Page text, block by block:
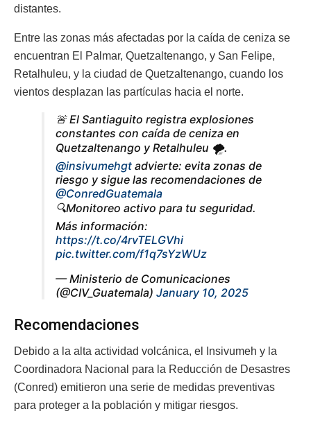
distantes.
Entre las zonas más afectadas por la caída de ceniza se
encuentran El Palmar, Quetzaltenango, y San Felipe,
Retalhuleu, y la ciudad de Quetzaltenango, cuando los
vientos desplazan las partículas hacia el norte.
🚨 El Santiaguito registra explosiones
constantes con caída de ceniza en
Quetzaltenango y Retalhuleu 🌪.
@insivumehgt advierte: evita zonas de
riesgo y sigue las recomendaciones de
@ConredGuatemala
🔍Monitoreo activo para tu seguridad.
Más información:
https://t.co/4rvTELGVhi
pic.twitter.com/f1q7sYzWUz
— Ministerio de Comunicaciones
(@CIV_Guatemala) January 10, 2025
Recomendaciones
Debido a la alta actividad volcánica, el Insivumeh y la
Coordinadora Nacional para la Reducción de Desastres
(Conred) emitieron una serie de medidas preventivas
para proteger a la población y mitigar riesgos.